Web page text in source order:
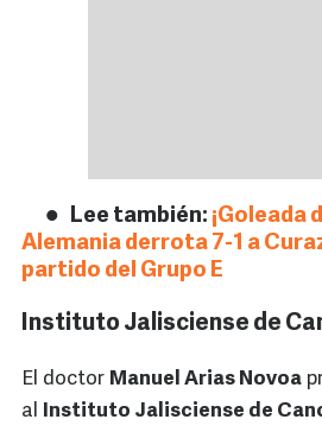
Lee también: ¡Goleada
Alemania derrota 7-1 a
partido del Grupo E
Instituto Jalisciense de
El doctor Manuel Arias Novoa
al Instituto Jalisciense de